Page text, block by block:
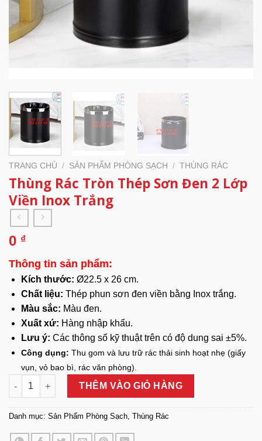
TRANG CHỦ / SẢN PHẨM PHÒNG SẠCH / THÙNG RÁC
Thùng Rác Tròn Thép Sơn Đen 2 Lớp
Viền Inox Trắng
0 ₫
Thông tin sản phẩm:
Kích thước: Ø22.5 x 26 cm.
Chất liệu: Thép phun sơn đen viền bằng Inox trắng.
Màu sắc: Màu đen.
Xuất xứ: Hàng nhập khẩu.
Lưu ý: Các thông số kỹ thuật trên có độ dung sai ±5%.
Công dụng: Thu gom và lưu trữ rác thải sinh hoạt nhẹ (giấy
vụn, vỏ bao bì, rác văn phòng).
Thùng Rác Tròn Thép Sơn Đen 2 Lớp Viền Inox Trắng số lượng
THÊM VÀO GIỎ HÀNG
Danh mục: Sản Phẩm Phòng Sạch, Thùng Rác